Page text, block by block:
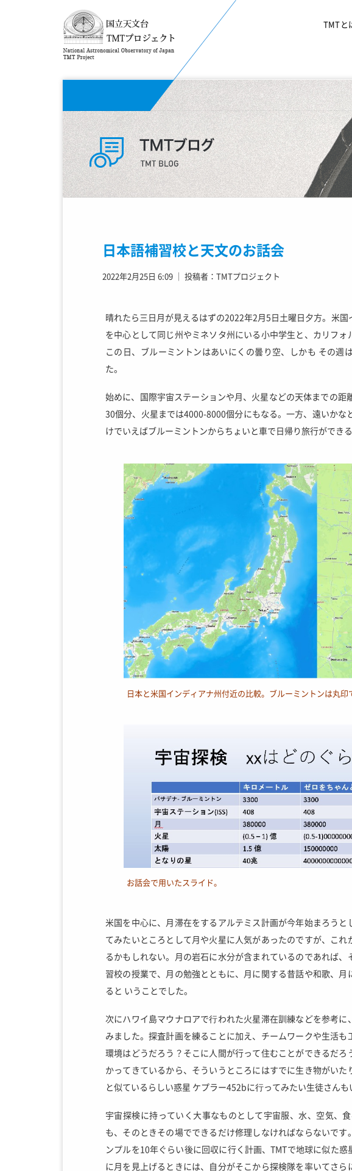
TMTと
日本語補習校と天文のお話会
2022年2月25日 6:09 │ 投稿者：TMTプロジェクト
晴れたら三日月が見えるはずの2022年2月5日土曜日夕方。米
を中心として同じ州やミネソタ州にいる小中学生と、カリフォ
この日、ブルーミントンはあいにくの曇り空、しかも その週
た。
始めに、国際宇宙ステーションや月、火星などの天体までの
30個分、火星までは4000-8000個分にもなる。一方、遠いか
けでいえばブルーミントンからちょいと車で日帰り旅行ができる
日本と米国インディアナ州付近の比較。ブルーミントンは丸印
お話会で用いたスライド。
米国を中心に、月滞在をするアルテミス計画が今年始まろう
てみたいところとして月や火星に人気があったのですが、こ
るかもしれない。月の岩石に水分が含まれているのであれば
習校の授業で、月の勉強とともに、月に関する昔話や和歌、
ると いうことでした。
次にハワイ島マウナロアで⾏われた火星滞在訓練などを参考
みました。探査計画を練ることに加え、チームワークや生活
環境はどうだろう？そこに人間が行って住むことができるだ
かってきているから、そういうところにはすでに生き物がい
と似ているらしい惑星 ケプラー452bに⾏ってみたい生徒さんも
宇宙探検に持っていく大事なものとして宇宙服、水、空気、
も、そのときその場でできるだけ修理しなければならないで
ンプルを10年ぐらい後に回収に行く計画、TMTで地球に似た
に月を見上げるときには、自分がそこから探検隊を率いてさ